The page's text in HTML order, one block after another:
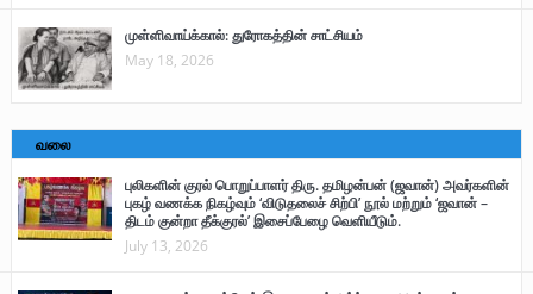
முள்ளிவாய்க்கால்: துரோகத்தின் சாட்சியம்
May 18, 2026
வலை
புலிகளின் குரல் பொறுப்பாளர் திரு. தமிழன்பன் (ஜவான்) அவர்களின்
புகழ் வணக்க நிகழ்வும் ‘விடுதலைச் சிற்பி’ நூல் மற்றும் ‘ஜவான் –
திடம் குன்றா தீக்குரல்’ இசைப்பேழை வெளியீடும்.
July 13, 2026